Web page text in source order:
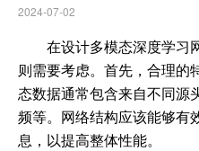
2024-07-02
在设计多模态深度学习
则需要考虑。首先，合理的
态数据通常包含来自不同源
频等。网络结构应该能够有
息，以提高整体性能。
CAIE AI 助手 · 秒级解
你好👋 我是 CAIE AI 助